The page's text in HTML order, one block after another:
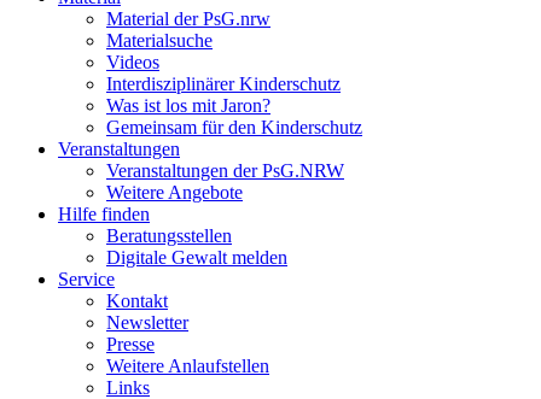
Material der PsG.nrw
Materialsuche
Videos
Interdisziplinärer Kinderschutz
Was ist los mit Jaron?
Gemeinsam für den Kinderschutz
Veranstaltungen
Veranstaltungen der PsG.NRW
Weitere Angebote
Hilfe finden
Beratungsstellen
Digitale Gewalt melden
Service
Kontakt
Newsletter
Presse
Weitere Anlaufstellen
Links